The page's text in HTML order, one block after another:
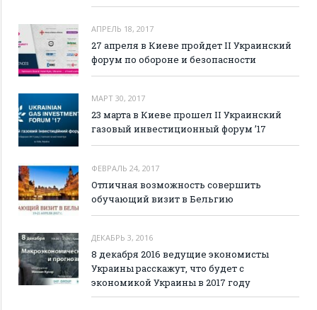
АПРЕЛЬ 18, 2017
27 апреля в Киеве пройдет II Украинский
форум по обороне и безопасности
МАРТ 30, 2017
23 марта в Киеве прошел II Украинский
газовый инвестиционный форум ’17
ФЕВРАЛЬ 24, 2017
Отличная возможность совершить
обучающий визит в Бельгию
ДЕКАБРЬ 3, 2016
8 декабря 2016 ведущие экономисты
Украины расскажут, что будет с
экономикой Украины в 2017 году